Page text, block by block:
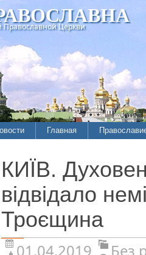
Церкви
Главная
КИЇВ.
відвідало
Троєщина
01.04.2019 Без